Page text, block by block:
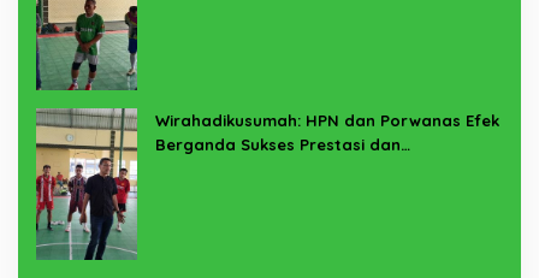
Wirahadikusumah: HPN dan Porwanas Efek
Berganda Sukses Prestasi dan